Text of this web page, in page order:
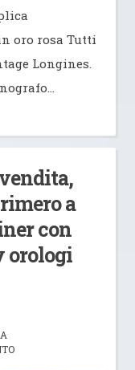
oro rosa Tutti
Longines.
a
con
orologi